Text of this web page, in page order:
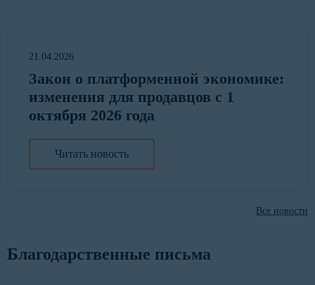
21.04.2026
Закон о платформенной экономике:
изменения для продавцов с 1
октября 2026 года
Читать новость
Все новости
Благодарственные письма